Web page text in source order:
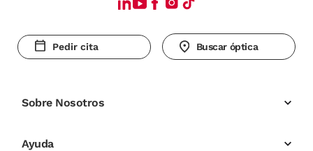
Pedir cita Buscar óptica
Sobre Nosotros
Ayuda